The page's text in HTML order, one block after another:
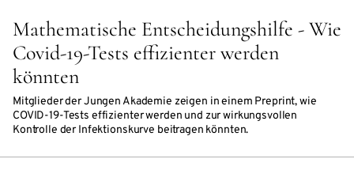
Mathematische Entscheidungshilfe - Wie
Covid-19-Tests effizienter werden
könnten
Mitglieder der Jungen Akademie zeigen in einem Preprint, wie
COVID-19-Tests effizienter werden und zur wirkungsvollen
Kontrolle der Infektionskurve beitragen könnten.